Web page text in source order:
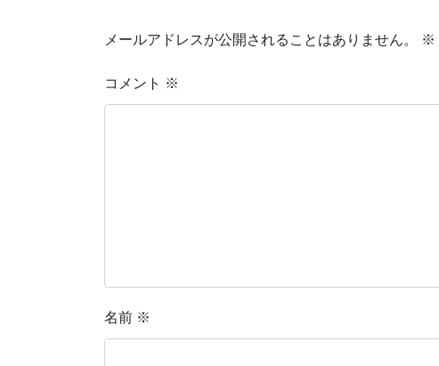
メールアドレスが公開されることはありません。 ※
コメント ※
名前 ※